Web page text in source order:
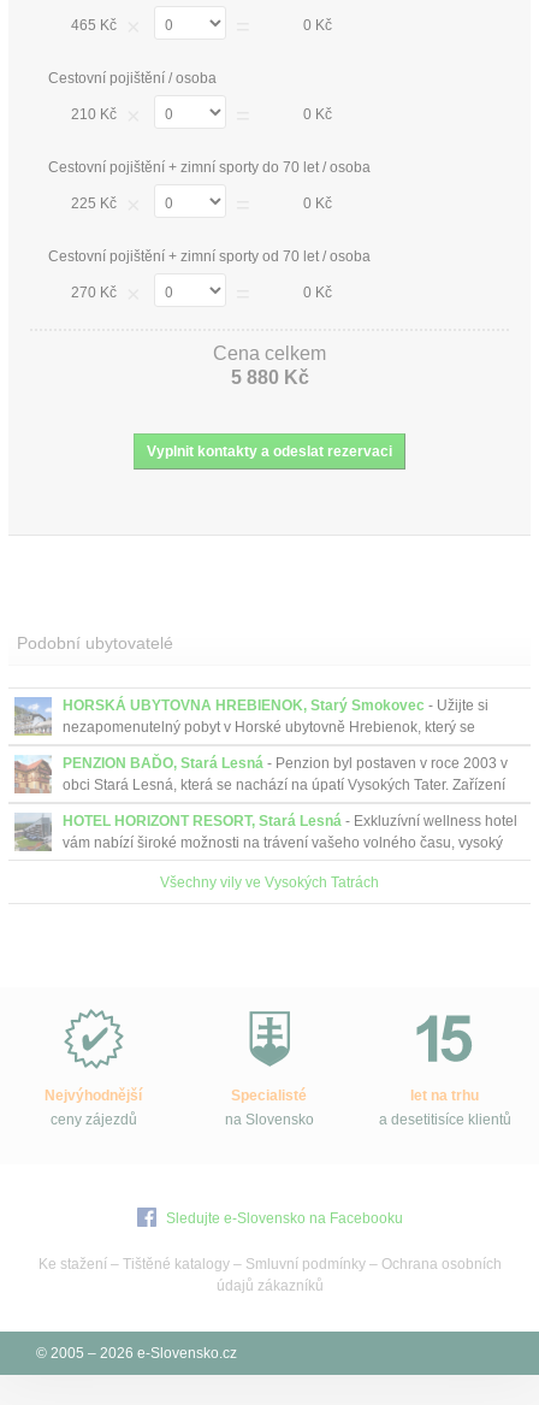
465 Kč 0 Kč
Cestovní pojištění / osoba
210 Kč 0 Kč
Cestovní pojištění + zimní sporty do 70 let / osoba
225 Kč 0 Kč
Cestovní pojištění + zimní sporty od 70 let / osoba
270 Kč 0 Kč
Cena celkem
5 880 Kč
Podobní ubytovatelé
HORSKÁ UBYTOVNA HREBIENOK, Starý Smokovec - Užijte si
nezapomenutelný pobyt v Horské ubytovně Hrebienok, který se
nachází přímo nad horní stanicí pozemní lanovky ve Starém
Smokovc...
PENZION BAĎO, Stará Lesná - Penzion byl postaven v roce 2003 v
obci Stará Lesná, která se nachází na úpatí Vysokých Tater. Zařízení
je umístěno v podtatranské obla...
HOTEL HORIZONT RESORT, Stará Lesná - Exkluzívní wellness hotel
vám nabízí široké možnosti na trávení vašeho volného času, vysoký
komfort služeb, nejmodernější vybavení i pr...
Všechny vily ve Vysokých Tatrách
Slovensko.cz?
Nejvýhodnější
ceny zájezdů
Specialisté
na Slovensko
let na trhu
a desetitisíce klientů
Sledujte e-Slovensko na Facebooku
Ke stažení – Tištěné katalogy– Smluvní podmínky– Ochrana osobních
údajů zákazníků
© 2005 – 2026 e-Slovensko.cz